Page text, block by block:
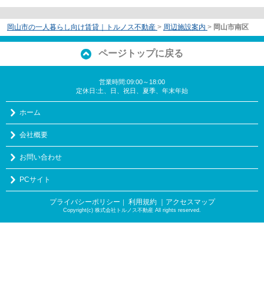
岡山市の一人暮らし向け賃貸｜トルノス不動産 > 周辺施設案内 > 岡山市南区
ページトップに戻る
営業時間:09:00～18:00
定休日:土、日、祝日、夏季、年末年始
ホーム
会社概要
お問い合わせ
PCサイト
プライバシーポリシー ｜ 利用規約 ｜アクセスマップ
Copyright(c) 株式会社トルノス不動産 All rights reserved.